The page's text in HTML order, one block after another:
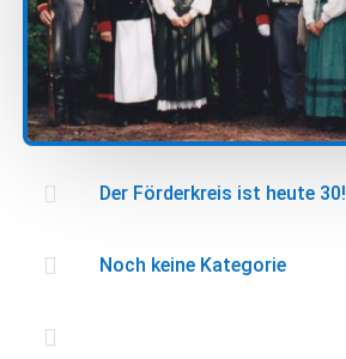
 Der Förderkreis ist heute 30!
 Noch keine Kategorie
